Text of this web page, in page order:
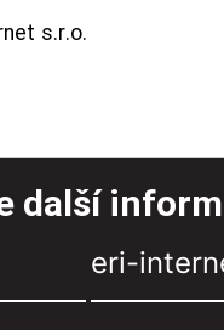
s.r.o.
další
eri-